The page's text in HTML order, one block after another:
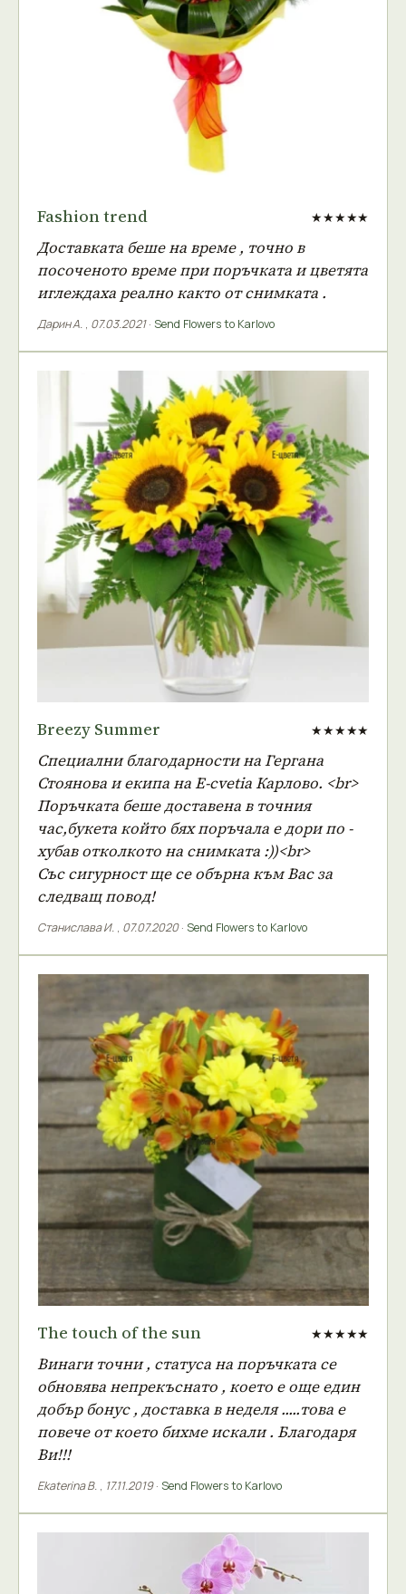
Fashion trend ★★★★★
Доставката беше на време , точно в
посоченото време при поръчката и цветята
иглеждаха реално както от снимката .
Дарин А. , 07.03.2021· Send Flowers to Karlovo
Breezy Summer ★★★★★
Специални благодарности на Гергана
Стоянова и екипа на E-cvеtia Карлово. <br>
Поръчката беше доставена в точния
час,букета който бях поръчала е дори по -
хубав отколкото на снимката :))<br>
Със сигурност ще се обърна към Вас за
следващ повод!
Станислава И. , 07.07.2020· Send Flowers to Karlovo
The touch of the sun ★★★★★
Винаги точни , статуса на поръчката се
обновява непрекъснато , което е още един
добър бонус , доставка в неделя .....това е
повече от което бихме искали . Благодаря
Ви!!!
Ekaterina B. , 17.11.2019· Send Flowers to Karlovo